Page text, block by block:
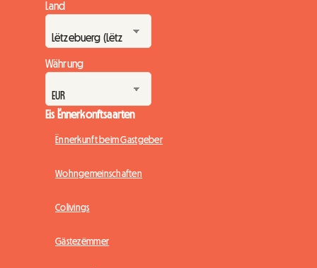
Land
Währung
Eis Ënnerkonftsaarten
Ënnerkunft beim Gastgeber
Wohngemeinschaften
Colivings
Gästezëmmer